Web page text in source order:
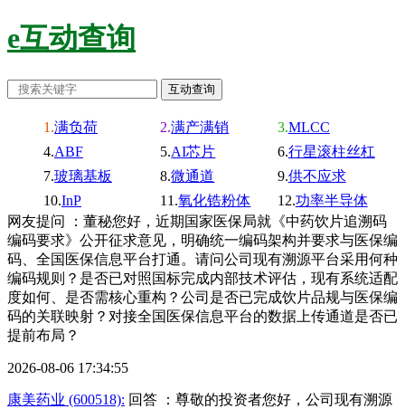
e互动查询
满负荷 满产满销
MLCC
ABF
AI芯片
行星滚柱丝杠
玻璃基板
微通道
供不应求
InP
氧化锆粉体
功率半导体
网友提问 ：董秘您好，近期国家医保局就《中药饮片追溯码
编码要求》公开征求意见，明确统一编码架构并要求与医保编
码、全国医保信息平台打通。请问公司现有溯源平台采用何种
编码规则？是否已对照国标完成内部技术评估，现有系统适配
度如何、是否需核心重构？公司是否已完成饮片品规与医保编
码的关联映射？对接全国医保信息平台的数据上传通道是否已
提前布局？
2026-08-06 17:34:55
康美药业 (600518): 回答 ：尊敬的投资者您好，公司现有溯源